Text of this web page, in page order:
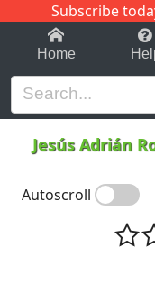
Subscribe
1-9 C
Home
Jesús Adrián
Autoscroll